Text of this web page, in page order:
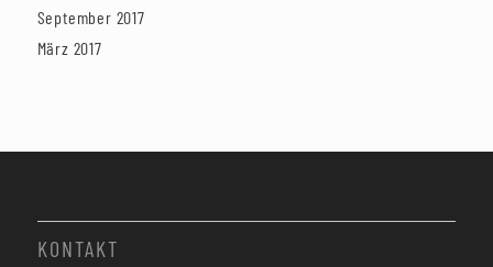
September 2017
März 2017
KONTAKT